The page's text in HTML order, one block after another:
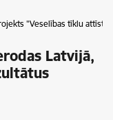
"Veselības tīklu
Latvijā,